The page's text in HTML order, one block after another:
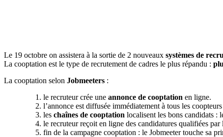
Le 19 octobre on assistera à la sortie de 2 nouveaux systèmes de
La cooptation est le type de recrutement de cadres le plus répandu :
La cooptation selon Jobmeeters :
le recruteur crée une annonce de cooptation en ligne.
l’annonce est diffusée immédiatement à tous les
les chaînes de cooptation localisent les bons candidats :
le recruteur reçoit en ligne des candidatures qualifiées
fin de la campagne cooptation : le Jobmeeter touche sa